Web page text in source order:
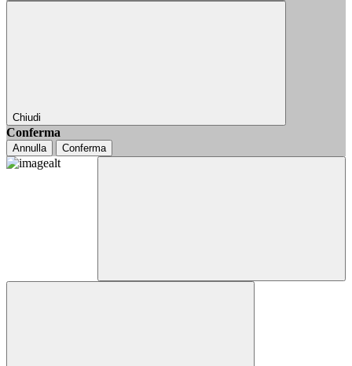
Chiudi
Conferma
Annulla Conferma